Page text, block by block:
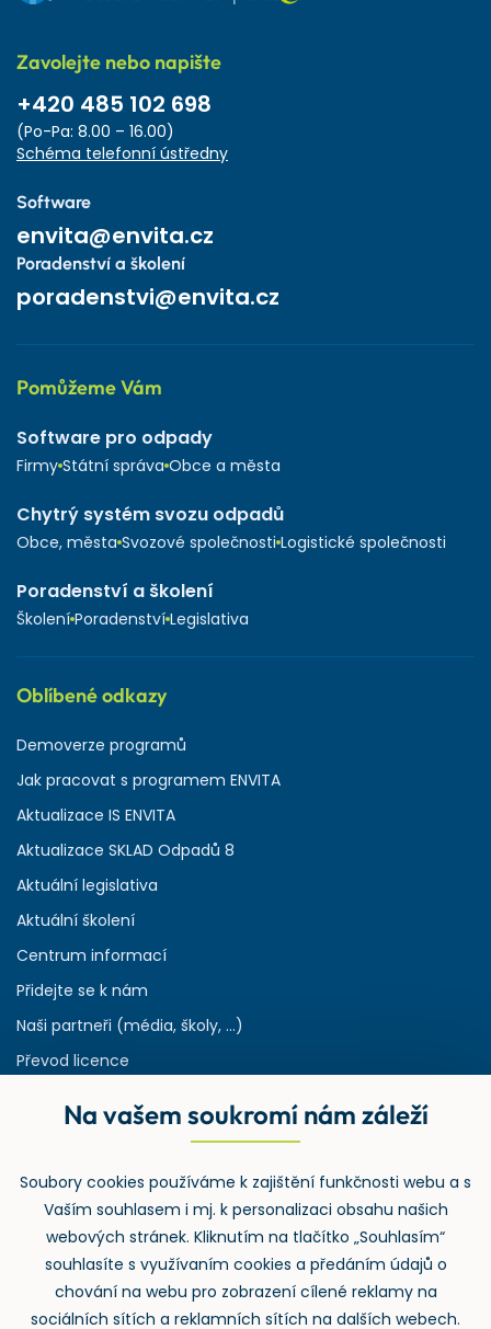
Zavolejte nebo napište
+420 485 102 698
(Po-Pa: 8.00 – 16.00)
Schéma telefonní ústředny
Software
envita@envita.cz
Poradenství a školení
poradenstvi@envita.cz
Pomůžeme Vám
Software pro odpady
Firmy Státní správa Obce a města
Chytrý systém svozu odpadů
Obce, města Svozové společnosti Logistické společnosti
Poradenství a školení
Školení Poradenství Legislativa
Oblíbené odkazy
Demoverze programů
Jak pracovat s programem ENVITA
Aktualizace IS ENVITA
Aktualizace SKLAD Odpadů 8
Aktuální legislativa
Aktuální školení
Centrum informací
Přidejte se k nám
Naši partneři (média, školy, ...)
Převod licence
Rejstřík používaných zkratek v odpadech
Zpětný odběr
Na vašem soukromí nám záleží
Soubory cookies používáme k zajištění funkčnosti webu a s
Vaším souhlasem i mj. k personalizaci obsahu našich
webových stránek. Kliknutím na tlačítko „Souhlasím“
souhlasíte s využívaním cookies a předáním údajů o
chování na webu pro zobrazení cílené reklamy na
sociálních sítích a reklamních sítích na dalších webech.